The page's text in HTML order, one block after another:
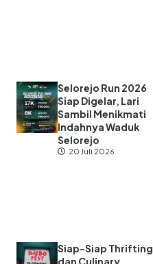
Selorejo Run 2026
Siap Digelar, Lari
Sambil Menikmati
Indahnya Waduk
Selorejo
20 Juli 2026
Siap-Siap Thrifting
dan Culinary